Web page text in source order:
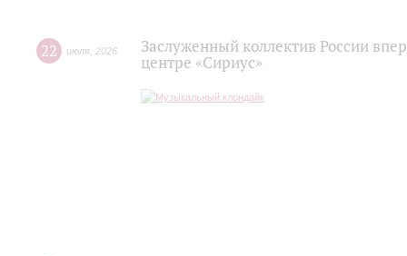
22 июля 2026
Заслуженный коллектив России
центре «Сириус»